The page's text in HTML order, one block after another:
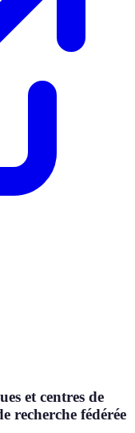
et centres de
recherche fédérée